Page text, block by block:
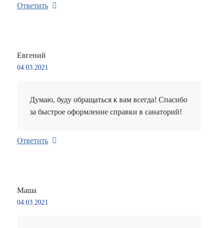
Ответить
Евгений
04.03.2021
Думаю, буду обращаться к вам всегда! Спасибо
за быстрое оформление справки в санаторий!
Ответить
Маша
04.03.2021